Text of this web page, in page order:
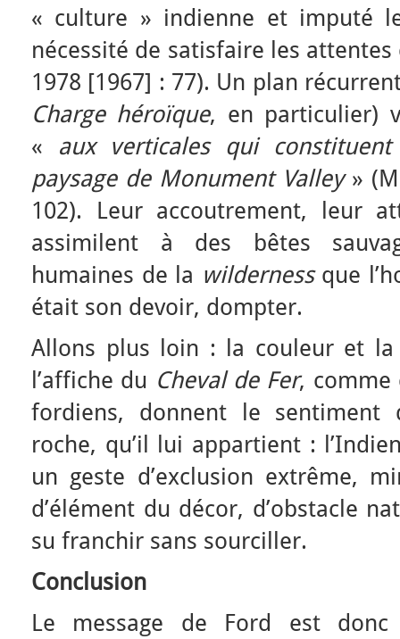
« culture » indienne et imputé
nécessité de satisfaire les
1978 [1967] : 77). Un plan
Charge héroïque, en particulier)
« aux verticales qui
paysage de Monument Valley»
102). Leur accoutrement, leur
assimilent à des bêtes
humaines de la wildernessque
était son devoir, dompter.
Allons plus loin : la couleur et la
l’affiche du Cheval de Fer, comme
fordiens, donnent le sentiment
roche, qu’il lui appartient :
un geste d’exclusion extrême,
d’élément du décor, d’obstacle
su franchir sans sourciller.
Conclusion
Le message de Ford est